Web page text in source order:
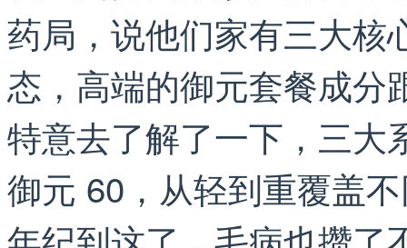
药局，说他们家有三大核
态，高端的御元套餐成分
特意去了解了一下，三大
御元 60，从轻到重覆盖